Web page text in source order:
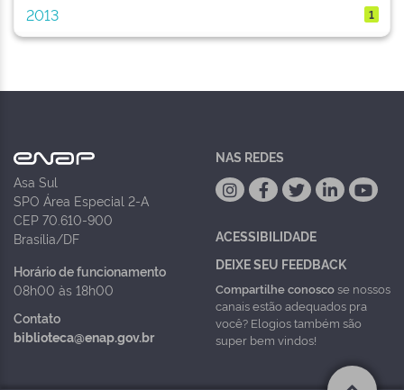
2013
1
Asa Sul
SPO Área Especial 2-A
CEP 70.610-900
Brasília/DF
Horário de funcionamento
08h00 às 18h00
Contato
biblioteca@enap.gov.br
NAS REDES
ACESSIBILIDADE
DEIXE SEU FEEDBACK
Compartilhe conoscose nossos
canais estão adequados pra
você? Elogios também são
super bem vindos!